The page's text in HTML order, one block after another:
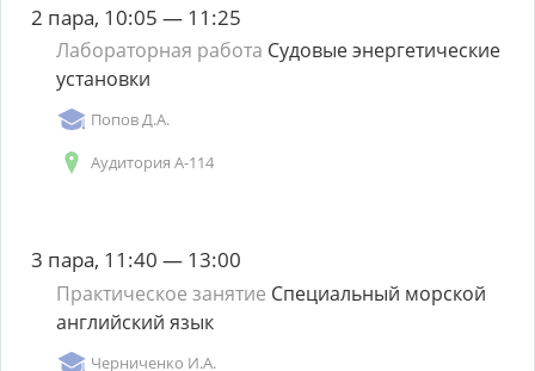
2 пара, 10:05 — 11:25
Лабораторная работа Судовые энергетические
установки
Попов Д.А.
Аудитория А-114
3 пара, 11:40 — 13:00
Практическое занятие Специальный морской
английский язык
Черниченко И.А.